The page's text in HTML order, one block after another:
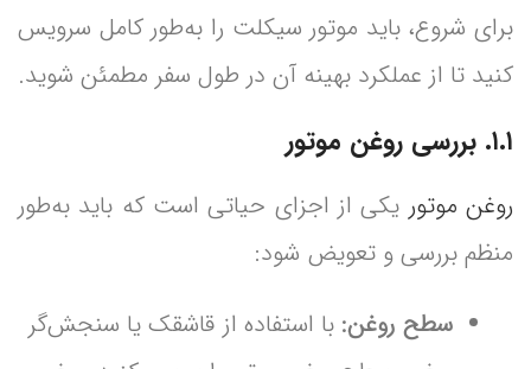
برای شروع، باید موتور سیکلت را به‌طور کامل سرویس
کنید تا از عملکرد بهینه آن در طول سفر مطمئن شوید.
۱.۱. بررسی روغن موتور
روغن موتور یکی از اجزای حیاتی است که باید به‌طور
منظم بررسی و تعویض شود:
سطح روغن: با استفاده از قاشقک یا سنجش‌گر